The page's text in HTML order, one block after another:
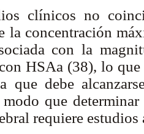
clínicos no
la concentración
con la
HSAa (38), lo
que debe
modo que
requiere